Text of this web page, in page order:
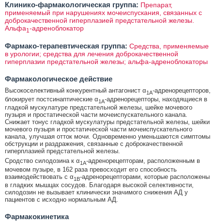
Клинико-фармакологическая группа: Препарат,
применяемый при нарушениях мочеиспускания, связанных с
доброкачественной гиперплазией предстательной железы.
Альфа1 -адреноблокатор
Фармако-терапевтическая группа: Средства, применяемые
в урологии; средства для лечения доброкачественной
гиперплазии предстательной железы; альфа-адреноблокаторы
Фармакологическое действие
Высокоселективный конкурентный антагонист α1А-адренорецепторов,
блокирует постсинаптические α1А-адренорецепторы, находящиеся в
гладкой мускулатуре предстательной железы, шейке мочевого
пузыря и простатической части мочеиспускательного канала.
Снижает тонус гладкой мускулатуры предстательной железы, шейки
мочевого пузыря и простатической части мочеиспускательного
канала, улучшая отток мочи. Одновременно уменьшаются симптомы
обструкции и раздражения, связанные с доброкачественной
гиперплазией предстательной железы.
Сродство силодозина к α1А-адренорецепторам, расположенным в
мочевом пузыре, в 162 раза превосходит его способность
взаимодействовать с α1B-адренорецепторами, которые расположены
в гладких мышцах сосудов. Благодаря высокой селективности,
силодозин не вызывает клинически значимого снижения АД у
пациентов с исходно нормальным АД.
Фармакокинетика